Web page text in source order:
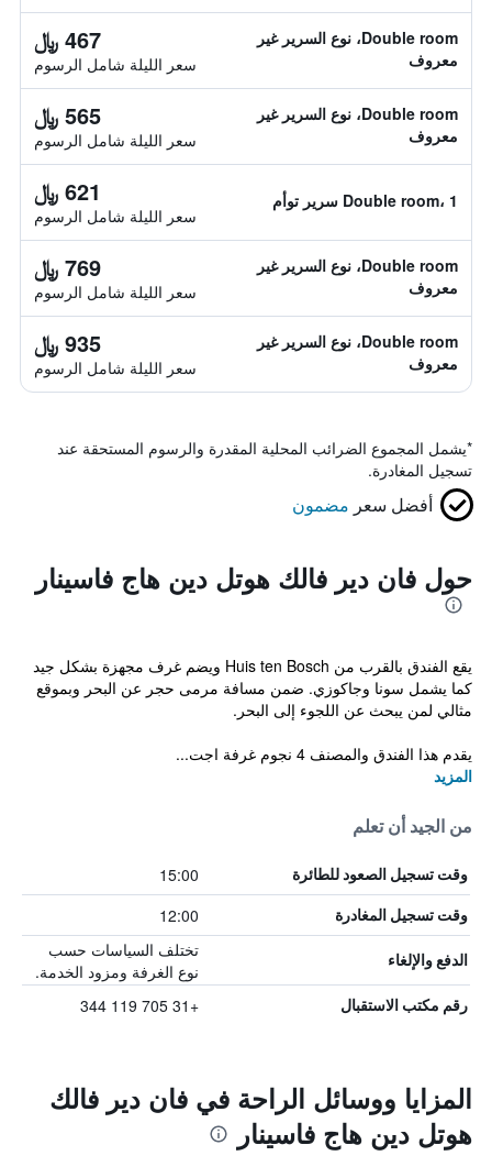
Double room، نوع السرير غير
معروف
467 ﷼
سعر الليلة شامل الرسوم
Double room، نوع السرير غير
معروف
565 ﷼
سعر الليلة شامل الرسوم
Double room، 1 سرير توأم 621 ﷼
سعر الليلة شامل الرسوم
Double room، نوع السرير غير
معروف
769 ﷼
سعر الليلة شامل الرسوم
Double room، نوع السرير غير
معروف
935 ﷼
سعر الليلة شامل الرسوم
*يشمل المجموع الضرائب المحلية المقدرة والرسوم المستحقة عند
تسجيل المغادرة.
أفضل سعر مضمون
حول فان دير فالك هوتل دين هاج فاسينار
يقع الفندق بالقرب من Huis ten Bosch ويضم غرف مجهزة بشكل جيد
كما يشمل سونا وجاكوزي. ضمن مسافة مرمى حجر عن البحر وبموقع
مثالي لمن يبحث عن اللجوء إلى البحر.
يقدم هذا الفندق والمصنف 4 نجوم غرفة اجت...
المزيد
من الجيد أن تعلم
وقت تسجيل الصعود للطائرة 15:00
وقت تسجيل المغادرة 12:00
الدفع والإلغاء
تختلف السياسات حسب
نوع الغرفة ومزود الخدمة.
رقم مكتب الاستقبال +31 705 119 344
المزايا ووسائل الراحة في فان دير فالك
هوتل دين هاج فاسينار